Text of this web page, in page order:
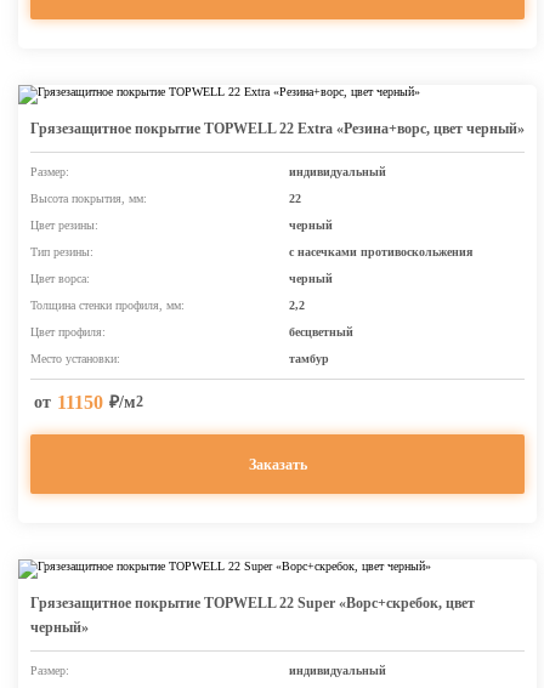
Грязезащитное покрытие TOPWELL 22 Extra «Резина+ворс, цвет черный»
Размер:
индивидуальный
Высота покрытия, мм:
22
Цвет резины:
черный
Тип резины:
с насечками противоскольжения
Цвет ворса:
черный
Толщина стенки профиля, мм:
2,2
Цвет профиля:
бесцветный
Место установки:
тамбур
от 11150 ₽/м2
Заказать
Грязезащитное покрытие TOPWELL 22 Super «Ворс+скребок, цвет
черный»
Размер:
индивидуальный